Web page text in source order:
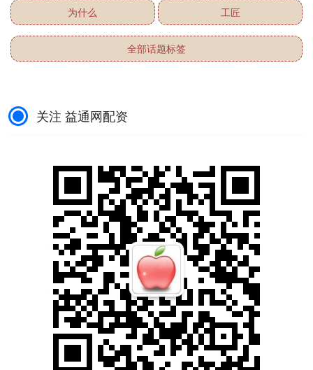
为什么 工匠
全部话题标签
关注 益通网配资